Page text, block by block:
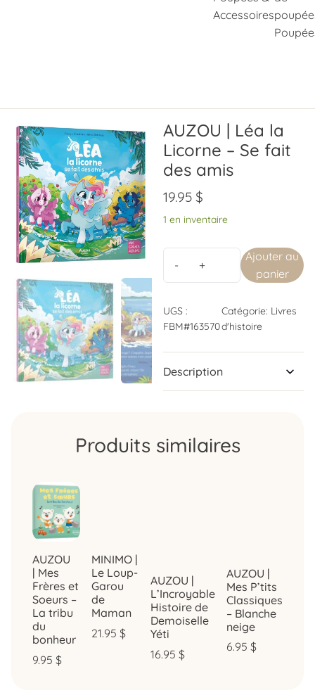
Accessoires
AUZOU | Léa la
Licorne – Se fait
des amis
19.95$
1 en inventaire
Ajouter au
panier
UGS :
FBM#163570
Catégorie: Livres
d'histoire
Description
Produits similaires
AUZOU
| Mes
Frères et
Soeurs –
La tribu
du
bonheur
9.95 $
MINIMO |
Le Loup-
Garou
de
Maman
21.95 $
AUZOU |
L’Incroyable
Histoire de
Demoiselle
Yéti
16.95 $
AUZOU |
Mes P’tits
Classiques
– Blanche
neige
6.95 $